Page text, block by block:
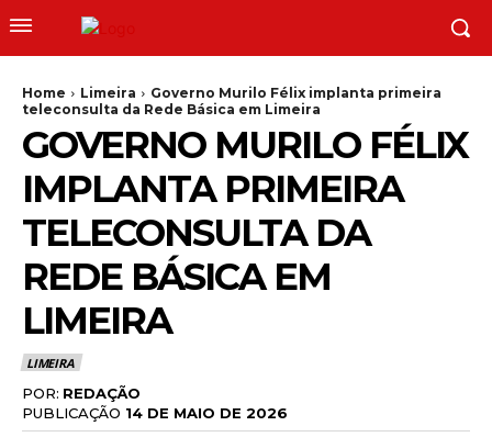
Home Limeira
Governo Murilo Félix implanta primeira
teleconsulta da Rede Básica em Limeira
GOVERNO MURILO FÉLIX
IMPLANTA PRIMEIRA
TELECONSULTA DA
REDE BÁSICA EM
LIMEIRA
LIMEIRA
POR: REDAÇÃO
PUBLICAÇÃO 14 DE MAIO DE 2026